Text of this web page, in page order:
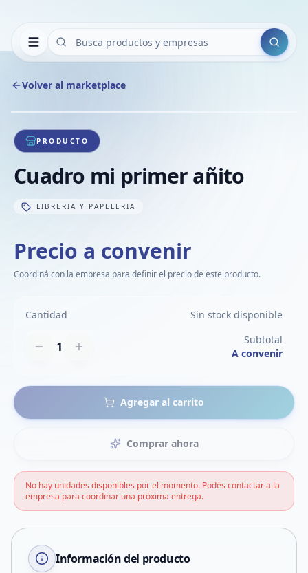
Buscar
Volver al marketplace
1/1
PRODUCTO
Cuadro mi primer añito
LIBRERIA Y PAPELERIA
Precio a convenir
Coordiná con la empresa para definir el precio de este producto.
Cantidad Sin stock disponible
1
Subtotal
A convenir
Agregar al carrito
Comprar ahora
No hay unidades disponibles por el momento. Podés contactar a la
empresa para coordinar una próxima entrega.
Información del producto